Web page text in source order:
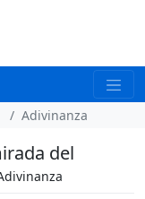
Adivinanza
del